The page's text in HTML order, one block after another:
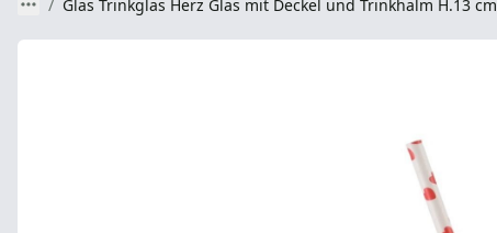
Glas Trinkglas Herz Glas mit Deckel und Trinkhalm H.13 cm